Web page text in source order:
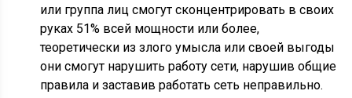
или группа лиц смогут сконцентрировать в своих
руках 51% всей мощности или более,
теоретически из злого умысла или своей выгоды
они смогут нарушить работу сети, нарушив общие
правила и заставив работать сеть неправильно.